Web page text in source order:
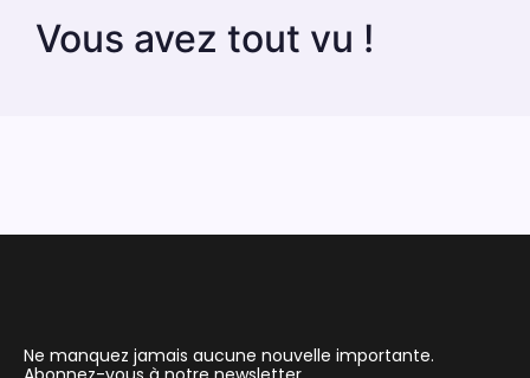
Vous avez tout vu !
Ne manquez jamais aucune nouvelle importante.